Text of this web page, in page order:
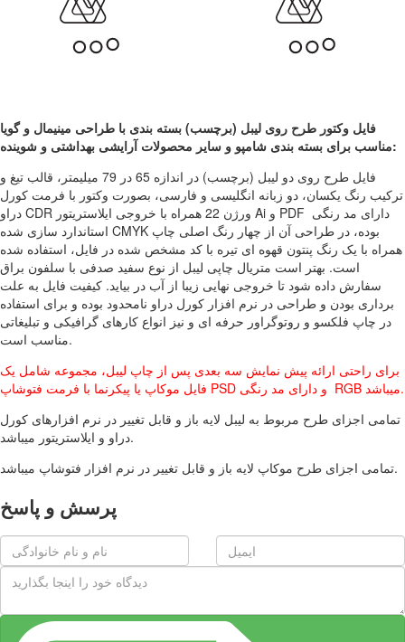
فایل وکتور طرح روی لیبل (برچسب) بسته بندی با طراحی مینیمال و گویا
مناسب برای بسته بندی شامپو و سایر محصولات آرایشی بهداشتی و شوینده:
فایل طرح روی دو لیبل (برچسب) در اندازه 65 در 79 میلیمتر، قالب تیغ و
ترکیب رنگ یکسان، دو زبانه انگلیسی و فارسی، بصورت وکتور با فرمت کورل
دراو CDR ورژن 22 همراه با خروجی ایلاستریتور Ai و PDF دارای مد رنگی
استاندارد سازی شده CMYK بوده، در طراحی آن از چهار رنگ اصلی چاپ
همراه با یک رنگ پنتون قهوه ای تیره با کد مشخص شده در فایل، استفاده شده
است. بهتر است متریال چاپی لیبل از نوع سفید صدفی با سلفون براق
سفارش داده شود تا خروجی نهایی زیبا از آب در بیاید. کیفیت فایل به علت
برداری بودن و طراحی در نرم افزار کورل دراو نامحدود بوده و برای استفاده
در چاپ فلکسو و روتوگراور حرفه ای و نیز انواع کارهای گرافیکی و تبلیغاتی
مناسب است.
برای راحتی ارائه پیش نمایش سه بعدی پس از چاپ لیبل، مجموعه شامل یک
فایل موکاپ یا پیکرنما با فرمت فتوشاپ PSD و دارای مد رنگی RGB میباشد.
تمامی اجزای طرح مربوط به لیبل لایه باز و قابل تغییر در نرم افزارهای کورل
دراو و ایلاستریتور میباشد.
تمامی اجزای طرح موکاپ لایه باز و قابل تغییر در نرم افزار فتوشاپ میباشد.
پرسش و پاسخ